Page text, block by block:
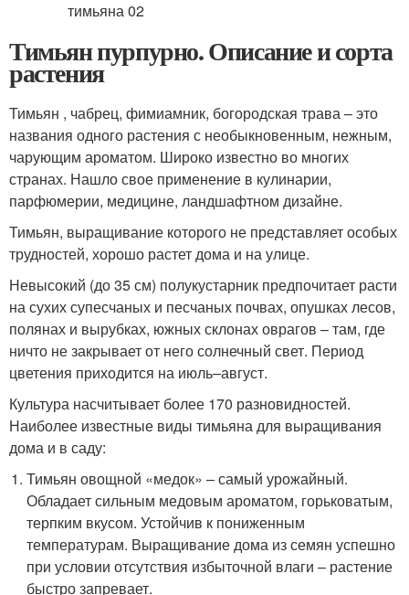
Тимьян пурпурно. Описание и сорта
растения
Тимьян , чабрец, фимиамник, богородская трава – это
названия одного растения с необыкновенным, нежным,
чарующим ароматом. Широко известно во многих
странах. Нашло свое применение в кулинарии,
парфюмерии, медицине, ландшафтном дизайне.
Тимьян, выращивание которого не представляет особых
трудностей, хорошо растет дома и на улице.
Невысокий (до 35 см) полукустарник предпочитает расти
на сухих супесчаных и песчаных почвах, опушках лесов,
полянах и вырубках, южных склонах оврагов – там, где
ничто не закрывает от него солнечный свет. Период
цветения приходится на июль–август.
Культура насчитывает более 170 разновидностей.
Наиболее известные виды тимьяна для выращивания
дома и в саду:
Тимьян овощной «медок» – самый урожайный.
Обладает сильным медовым ароматом, горьковатым,
терпким вкусом. Устойчив к пониженным
температурам. Выращивание дома из семян успешно
при условии отсутствия избыточной влаги – растение
быстро запревает.